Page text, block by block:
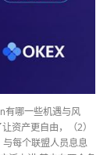
有哪一些机遇与风
资产更自由，（2）
每个联盟人员息息